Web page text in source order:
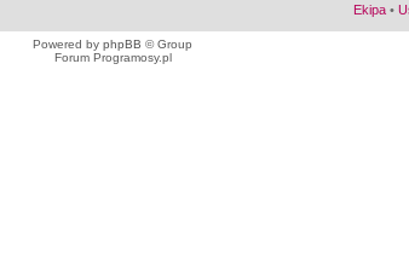
Ekipa •
Powered by phpBB © Group
Forum Programosy.pl